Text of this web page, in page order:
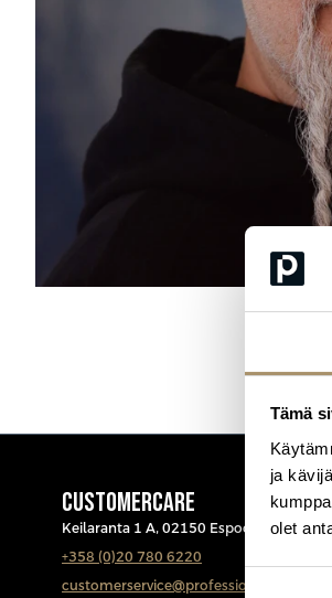
Tämä
ja
olet
CUSTOMERCARE
Keilaranta 1 A, 02150 Espoo
+358 (0)20 780 6220
customerservice@professio.fi